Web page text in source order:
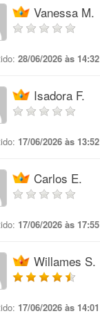
Vanessa M.
28/06/2026 às 14:32
Isadora F.
17/06/2026 às 13:52
Carlos E.
17/06/2026 às 17:55
Willames S.
17/06/2026 às 14:01